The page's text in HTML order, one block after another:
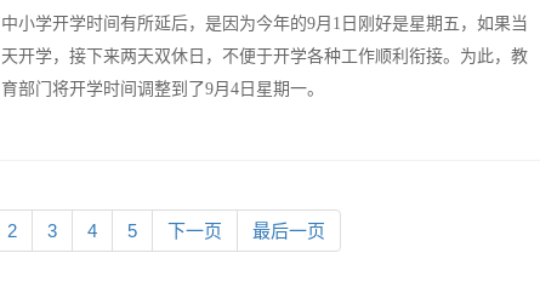
中小学开学时间有所延后，是因为今年的9月1日刚好是星期五，如果当
天开学，接下来两天双休日，不便于开学各种工作顺利衔接。为此，教
育部门将开学时间调整到了9月4日星期一。
2 3 4 5 下一页 最后一页